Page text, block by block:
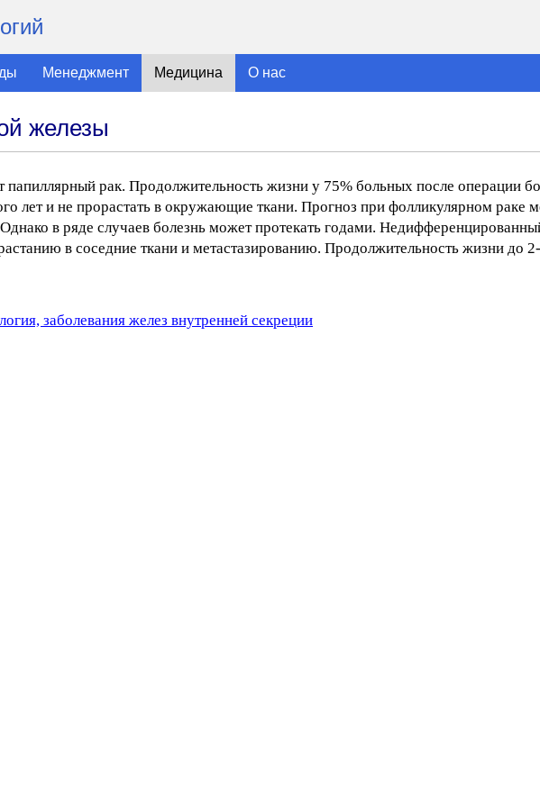
Менеджмент Медицина О нас
железы
папиллярный рак. Продолжительность жизни у 75% больных после операции
лет и не прорастать в окружающие ткани. Прогноз при фолликулярном раке
в ряде случаев болезнь может протекать годами.
в соседние ткани и метастазированию. Продолжительность жизни до 2-
заболевания желез внутренней секреции